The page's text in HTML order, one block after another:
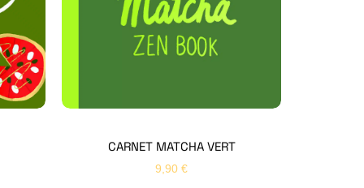
CARNET MATCHA VERT
9,90 €
Bonjour 👋
Nom* Prénom*